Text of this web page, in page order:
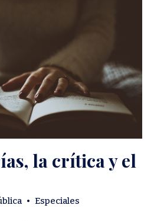
la crítica y el
• Especiales